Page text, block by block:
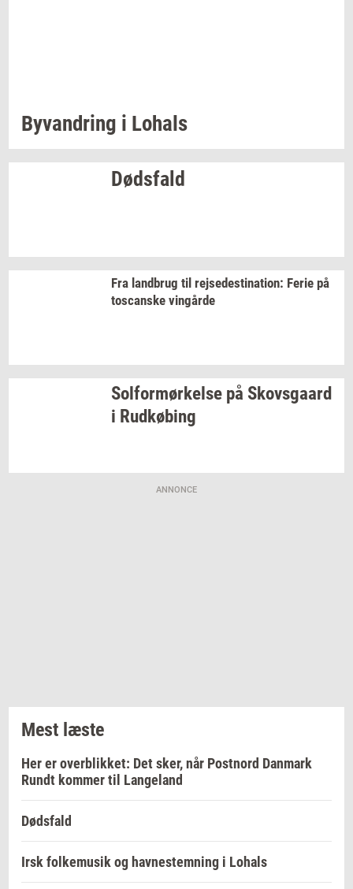
Byvan­dring i Lo­hals
Døds­fald
Fra land­brug til rej­se­desti­na­tion: Ferie på
toscan­ske vin­går­de
Sol­for­mør­kel­se på Sko­vs­gaard
i Rud­kø­bing
ANNONCE
Mest læste
Her er overblikket: Det sker, når Postnord Danmark
Rundt kommer til Langeland
Dødsfald
Irsk folkemusik og havnestemning i Lohals